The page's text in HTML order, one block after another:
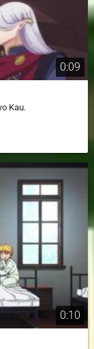
0:09
Kau.
0:10